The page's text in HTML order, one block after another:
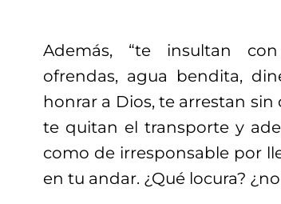
Además, “te insultan
ofrendas, agua bendita,
honrar a Dios, te arrestan
te quitan el transporte y
como de irresponsable por
en tu andar. ¿Qué locura? ¿no